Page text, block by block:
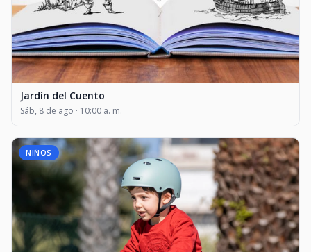
Jardín del Cuento
Sáb, 8 de ago · 10:00 a. m.
NIÑOS